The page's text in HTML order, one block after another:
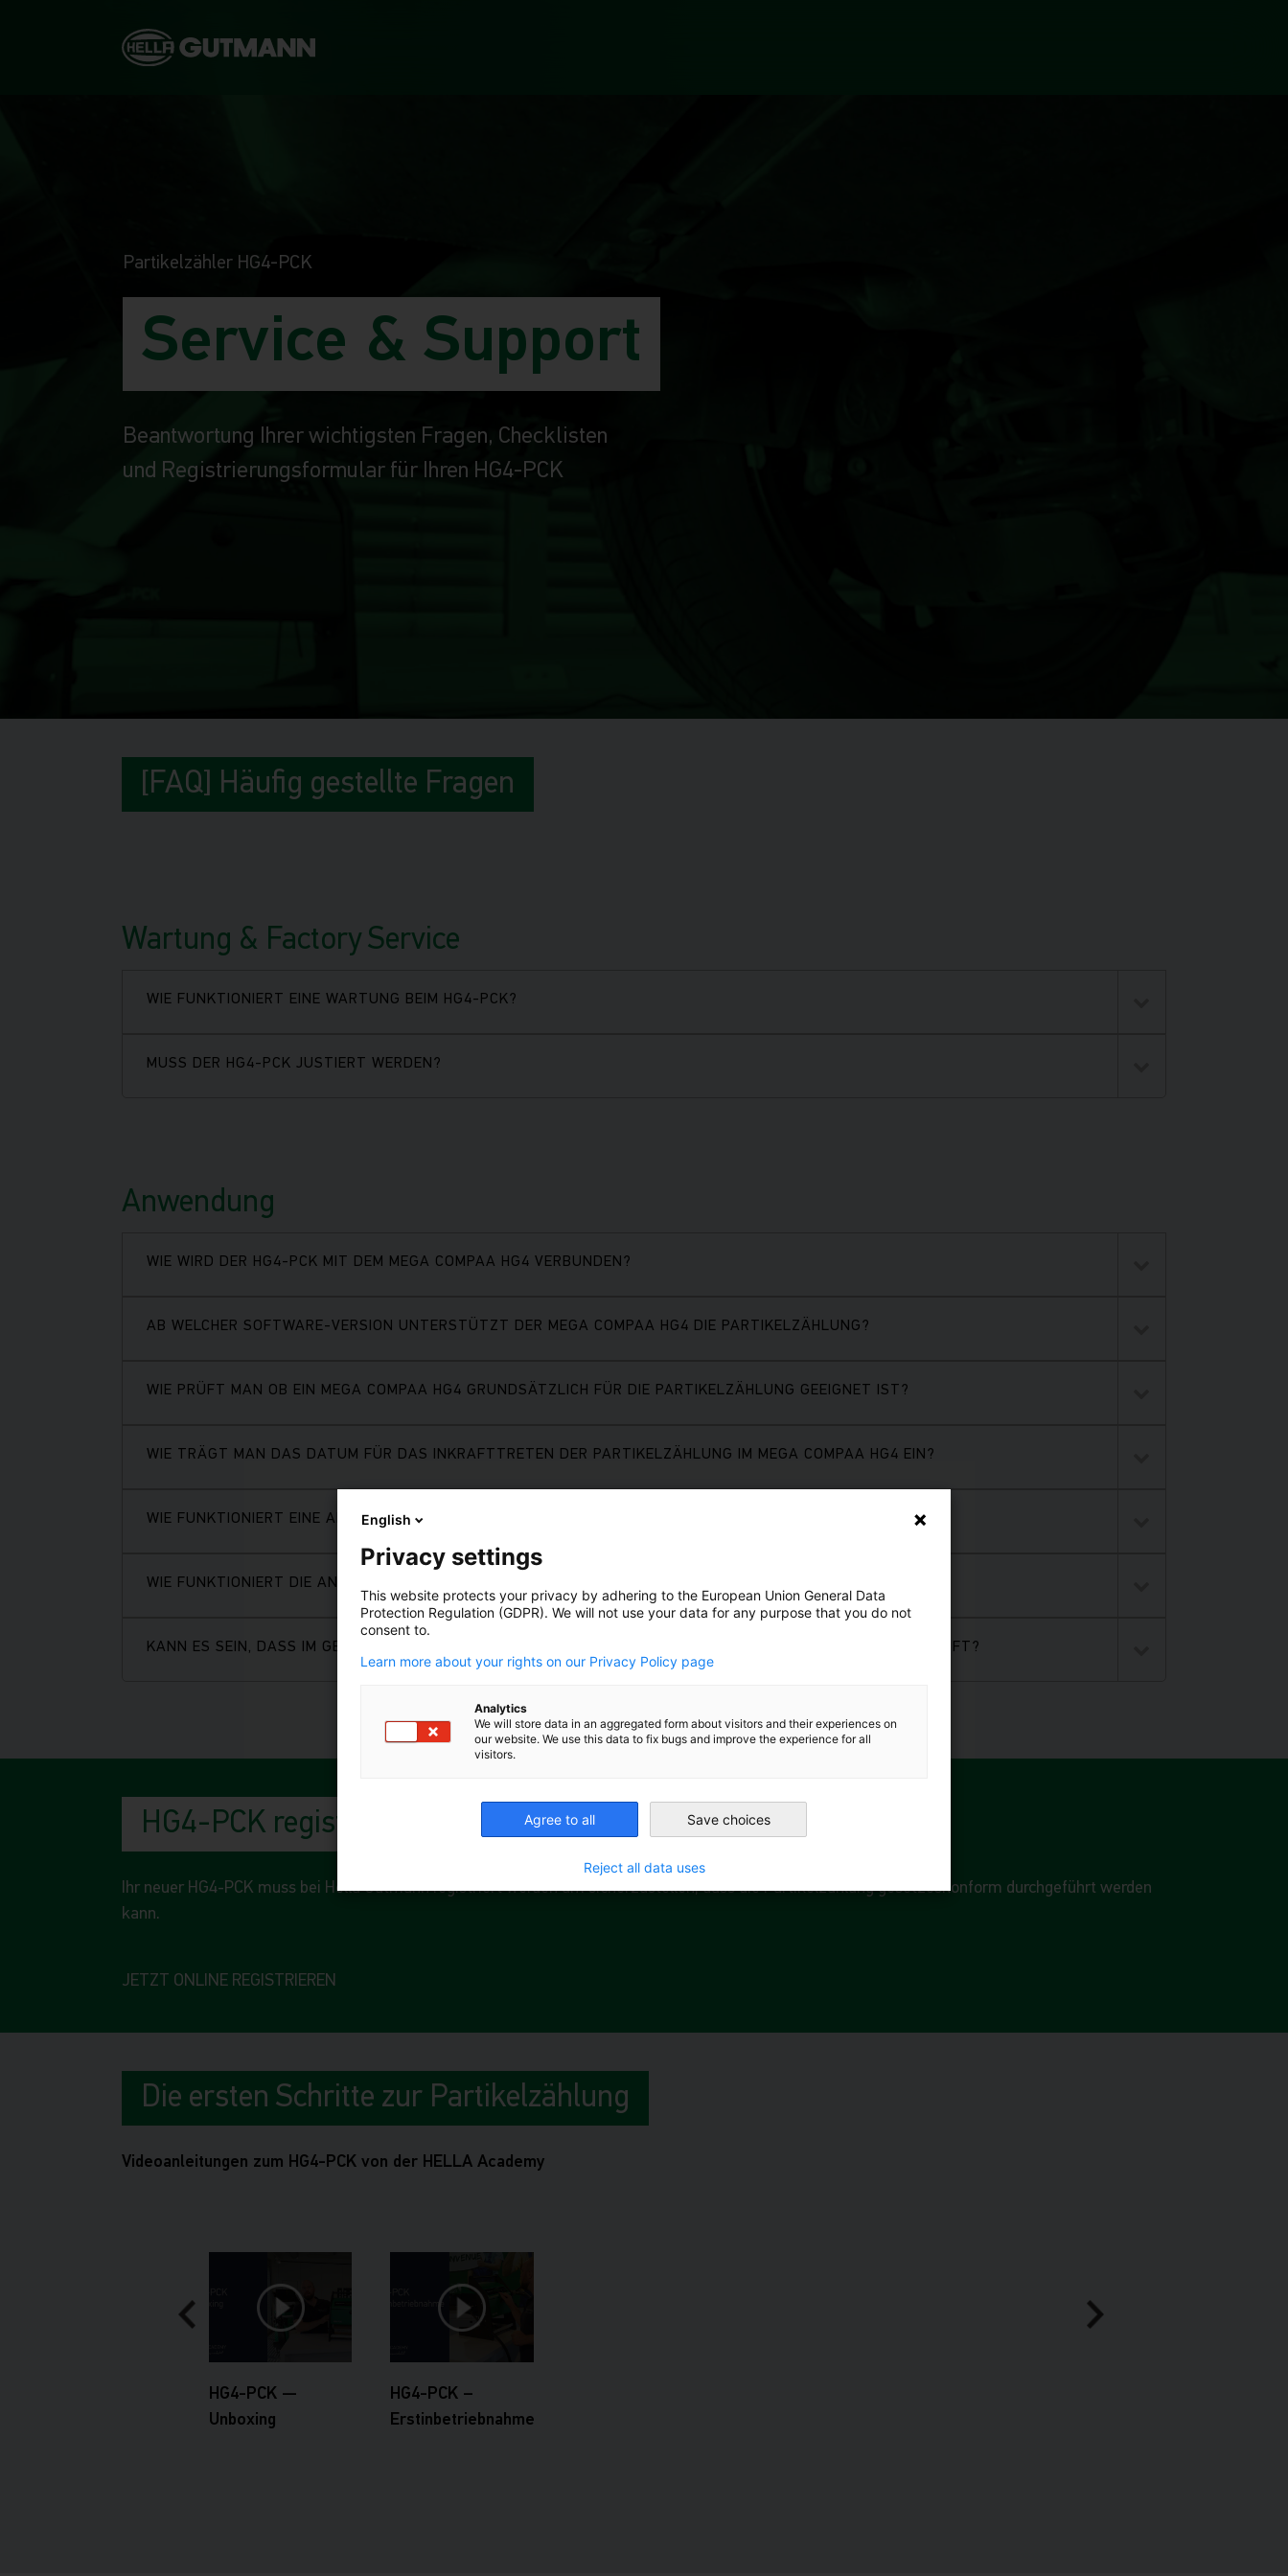
Partikelzähler HG4-PCK
Service & Support
Beantwortung Ihrer wichtigsten Fragen, Checklisten
und Registrierungsformular für Ihren HG4-PCK
[FAQ] Häufig gestellte Fragen
Wartung & Factory Service
WIE FUNKTIONIERT EINE WARTUNG BEIM HG4-PCK?
MUSS DER HG4-PCK JUSTIERT WERDEN?
Anwendung
WIE WIRD DER HG4-PCK MIT DEM MEGA COMPAA HG4 VERBUNDEN?
AB WELCHER SOFTWARE-VERSION UNTERSTÜTZT DER MEGA COMPAA HG4 DIE PARTIKELZÄHLUNG?
WIE PRÜFT MAN OB EIN MEGA COMPAA HG4 GRUNDSÄTZLICH FÜR DIE PARTIKELZÄHLUNG GEEIGNET IST?
WIE TRÄGT MAN DAS DATUM FÜR DAS INKRAFTTRETEN DER PARTIKELZÄHLUNG IM MEGA COMPAA HG4 EIN?
WIE FUNKTIONIERT EINE ABGASUNTERSUCHUNG MIT DEM HG4-PCK?
WIE FUNKTIONIERT DIE ANBINDUNG AN DAS AÜK PLUS?
KANN ES SEIN, DASS IM GEMESSENEN ABGAS WENIGER PARTIKEL ENTHALTEN SIND ALS IN DER UMGEBUNGSLUFT?
HG4-PCK registrieren
Ihr neuer HG4-PCK muss bei Hella Gutmann registriert werden um sicherzustellen, dass die Partikelzählung gesetzeskonform durchgeführt werden
kann.
JETZT ONLINE REGISTRIEREN
Die ersten Schritte zur Partikelzählung
Videoanleitungen zum HG4-PCK von der HELLA Academy
HG4-PCK —
Unboxing
HG4-PCK –
Erstinbetriebnahme
English
Privacy settings
This website protects your privacy by adhering to the European Union General Data
Protection Regulation (GDPR). We will not use your data for any purpose that you do not
consent to.
Learn more about your rights on our Privacy Policy page
Analytics
We will store data in an aggregated form about visitors and their experiences on
our website. We use this data to fix bugs and improve the experience for all
visitors.
Agree to all Save choices
Reject all data uses